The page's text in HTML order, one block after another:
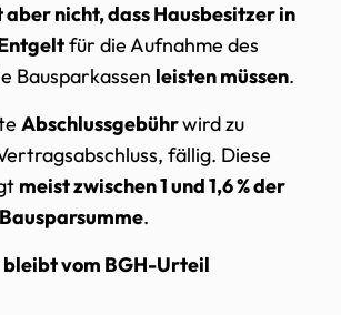
nicht, dass Hausbesitzer in
für die Aufnahme des
Bausparkassen leisten müssen.
Abschlussgebührwird zu
fällig. Diese
meist zwischen 1 und 1,6 % der
.
bleibt vom BGH-Urteil